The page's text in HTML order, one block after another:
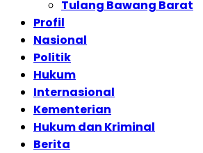
Tulang Bawang Barat
Profil
Nasional
Politik
Hukum
Internasional
Kementerian
Hukum dan Kriminal
Berita